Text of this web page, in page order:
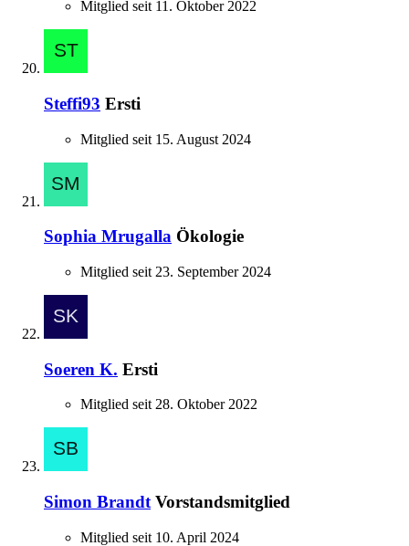
Mitglied seit 11. Oktober 2022
Steffi93 Ersti
Mitglied seit 15. August 2024
Sophia Mrugalla Ökologie
Mitglied seit 23. September 2024
Soeren K. Ersti
Mitglied seit 28. Oktober 2022
Simon Brandt Vorstandsmitglied
Mitglied seit 10. April 2024